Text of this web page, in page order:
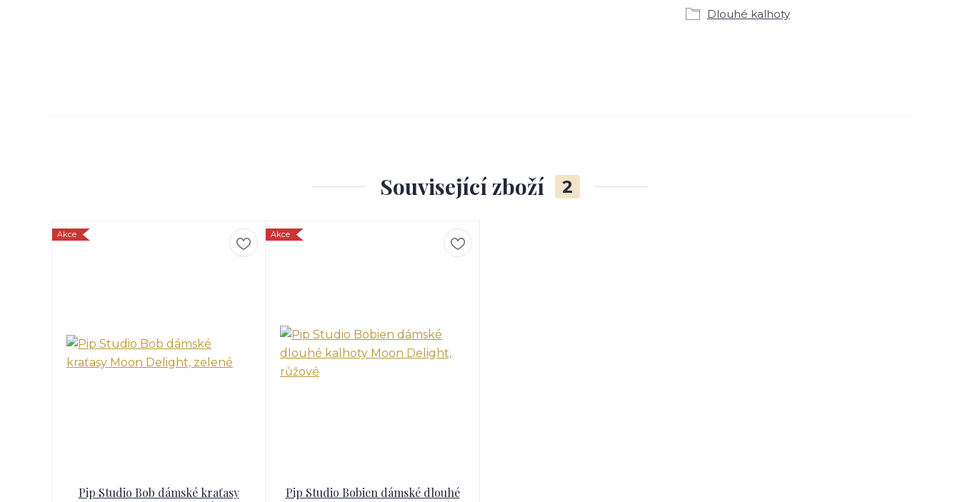
Dlouhé kalhoty
Související zboží 2
Akce
Pip Studio Bob dámské kraťasy
Akce
Pip Studio Bobien dámské dlouhé